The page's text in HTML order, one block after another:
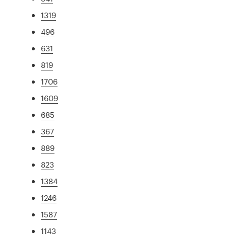
1319
496
631
819
1706
1609
685
367
889
823
1384
1246
1587
1143